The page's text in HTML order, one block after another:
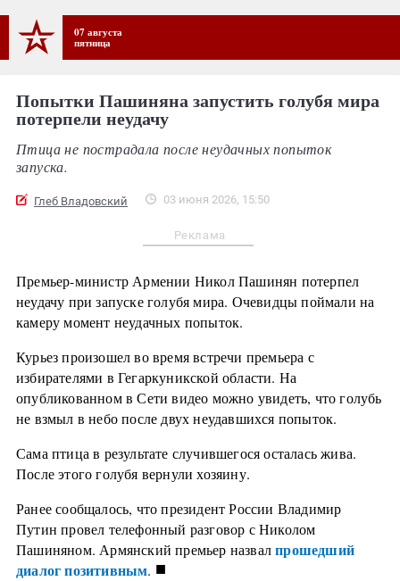
07 августа
пятница
Попытки Пашиняна запустить голубя мира
потерпели неудачу
Птица не пострадала после неудачных попыток
запуска.
Глеб Владовский 03 июня 2026, 15:50
Реклама
Премьер-министр Армении Никол Пашинян потерпел
неудачу при запуске голубя мира. Очевидцы поймали на
камеру момент неудачных попыток.
Курьез произошел во время встречи премьера с
избирателями в Гегаркуникской области. На
опубликованном в Сети видео можно увидеть, что голубь
не взмыл в небо после двух неудавшихся попыток.
Сама птица в результате случившегося осталась жива.
После этого голубя вернули хозяину.
Ранее сообщалось, что президент России Владимир
Путин провел телефонный разговор с Николом
Пашиняном. Армянский премьер назвалпрошедший
диалог позитивным. ■